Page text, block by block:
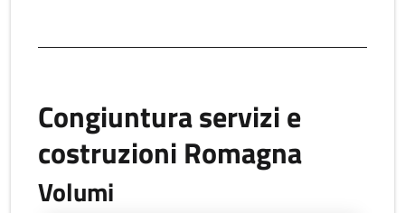
Congiuntura servizi e
costruzioni Romagna
Volumi